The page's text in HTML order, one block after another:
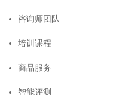
咨询师团队
培训课程
商品服务
智能评测